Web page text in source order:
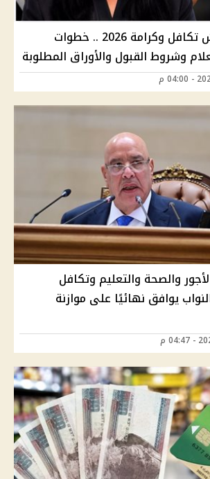
موعد صرف معاش تكافل وكرامة 2026 .. خطوات
وشروط القبول والأوراق المطلوبة
والصحة والتعليم وتكافل
يوافق نهائيًا على موازنة